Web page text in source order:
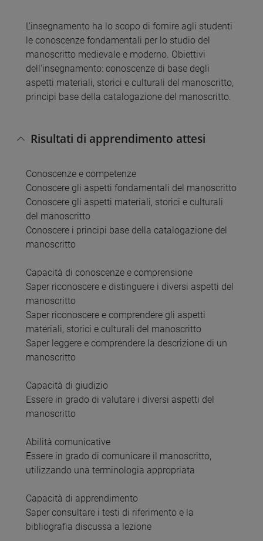
L'insegnamento ha lo scopo di fornire agli studenti
le conoscenze fondamentali per lo studio del
manoscritto medievale e moderno. Obiettivi
dell'insegnamento: conoscenze di base degli
aspetti materiali, storici e culturali del manoscritto,
principi base della catalogazione del manoscritto.
Risultati di apprendimento attesi
Conoscenze e competenze
Conoscere gli aspetti fondamentali del manoscritto
Conoscere gli aspetti materiali, storici e culturali
del manoscritto
Conoscere i principi base della catalogazione del
manoscritto
Capacità di conoscenze e comprensione
Saper riconoscere e distinguere i diversi aspetti del
manoscritto
Saper riconoscere e comprendere gli aspetti
materiali, storici e culturali del manoscritto
Saper leggere e comprendere la descrizione di un
manoscritto
Capacità di giudizio
Essere in grado di valutare i diversi aspetti del
manoscritto
Abilità comunicative
Essere in grado di comunicare il manoscritto,
utilizzando una terminologia appropriata
Capacità di apprendimento
Saper consultare i testi di riferimento e la
bibliografia discussa a lezione